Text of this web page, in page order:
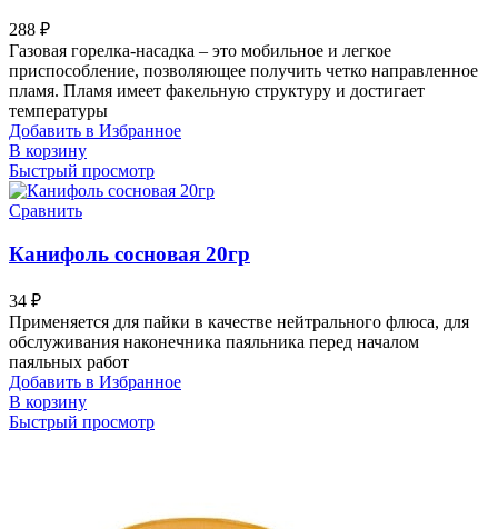
288 ₽
Газовая горелка-насадка – это мобильное и легкое
приспособление, позволяющее получить четко направленное
пламя. Пламя имеет факельную структуру и достигает
температуры
Добавить в Избранное
В корзину
Быстрый просмотр
Сравнить
Канифоль сосновая 20гр
34 ₽
Применяется для пайки в качестве нейтрального флюса, для
обслуживания наконечника паяльника перед началом
паяльных работ
Добавить в Избранное
В корзину
Быстрый просмотр